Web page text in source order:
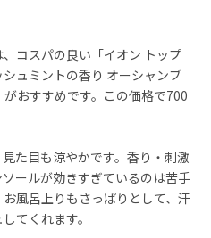
コスパの良い「イオン トップ
ュミントの香り オーシャンブ
おすすめです。この価格で700
た目も涼やかです。香り・刺激
ールが効きすぎているのは苦手
風呂上りもさっぱりとして、汗
てくれます。